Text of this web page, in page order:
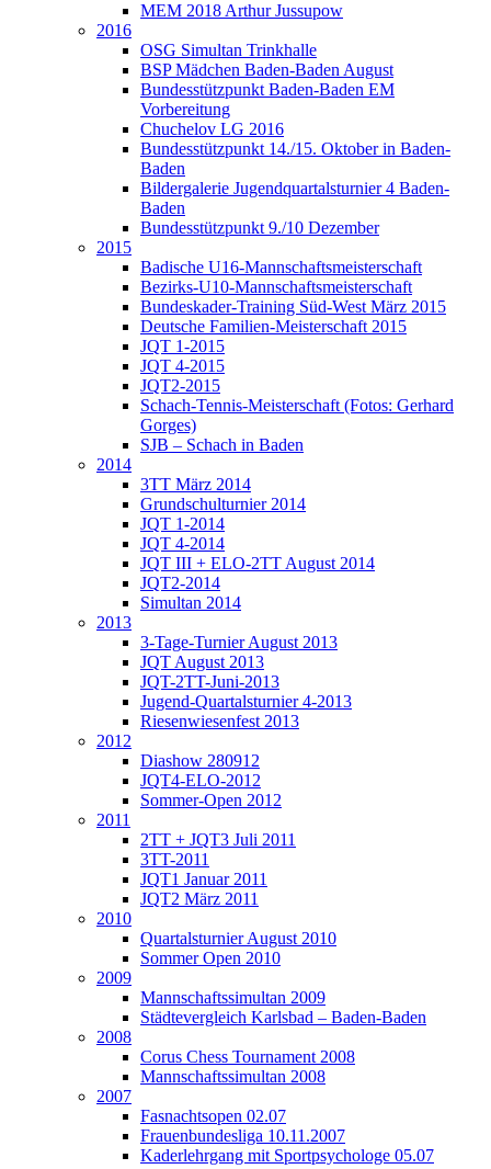
MEM 2018 Arthur Jussupow
2016
OSG Simultan Trinkhalle
BSP Mädchen Baden-Baden August
Bundesstützpunkt Baden-Baden EM
Vorbereitung
Chuchelov LG 2016
Bundesstützpunkt 14./15. Oktober in Baden-
Baden
Bildergalerie Jugendquartalsturnier 4 Baden-
Baden
Bundesstützpunkt 9./10 Dezember
2015
Badische U16-Mannschaftsmeisterschaft
Bezirks-U10-Mannschaftsmeisterschaft
Bundeskader-Training Süd-West März 2015
Deutsche Familien-Meisterschaft 2015
JQT 1-2015
JQT 4-2015
JQT2-2015
Schach-Tennis-Meisterschaft (Fotos: Gerhard
Gorges)
SJB – Schach in Baden
2014
3TT März 2014
Grundschulturnier 2014
JQT 1-2014
JQT 4-2014
JQT III + ELO-2TT August 2014
JQT2-2014
Simultan 2014
2013
3-Tage-Turnier August 2013
JQT August 2013
JQT-2TT-Juni-2013
Jugend-Quartalsturnier 4-2013
Riesenwiesenfest 2013
2012
Diashow 280912
JQT4-ELO-2012
Sommer-Open 2012
2011
2TT + JQT3 Juli 2011
3TT-2011
JQT1 Januar 2011
JQT2 März 2011
2010
Quartalsturnier August 2010
Sommer Open 2010
2009
Mannschaftssimultan 2009
Städtevergleich Karlsbad – Baden-Baden
2008
Corus Chess Tournament 2008
Mannschaftssimultan 2008
2007
Fasnachtsopen 02.07
Frauenbundesliga 10.11.2007
Kaderlehrgang mit Sportpsychologe 05.07